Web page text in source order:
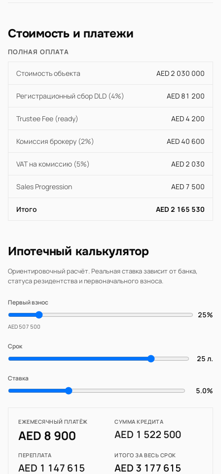
Стоимость и платежи
ПОЛНАЯ ОПЛАТА
Стоимость объекта AED 2 030 000
Регистрационный сбор DLD (4%) AED 81 200
Trustee Fee (ready) AED 4 200
Комиссия брокеру (2%) AED 40 600
VAT на комиссию (5%) AED 2 030
Sales Progression AED 7 500
Итого AED 2 165 530
Ипотечный калькулятор
Ориентировочный расчёт. Реальная ставка зависит от банка,
статуса резидентства и первоначального взноса.
Первый взнос
25%
AED 507 500
Срок
25 л.
Ставка
5.0%
ЕЖЕМЕСЯЧНЫЙ ПЛАТЁЖ
AED 8 900
СУММА КРЕДИТА
AED 1 522 500
ПЕРЕПЛАТА
AED 1 147 615
ИТОГО ЗА ВЕСЬ СРОК
AED 3 177 615